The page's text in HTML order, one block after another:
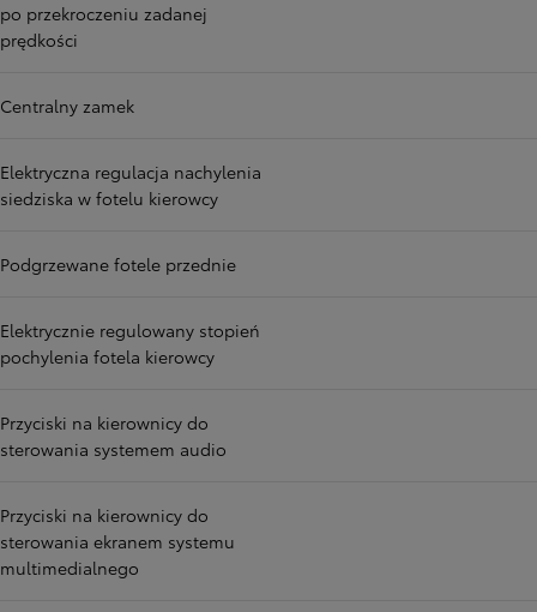
po przekroczeniu zadanej
prędkości
Centralny zamek
Elektryczna regulacja nachylenia
siedziska w fotelu kierowcy
Podgrzewane fotele przednie
Elektrycznie regulowany stopień
pochylenia fotela kierowcy
Przyciski na kierownicy do
sterowania systemem audio
Przyciski na kierownicy do
sterowania ekranem systemu
multimedialnego